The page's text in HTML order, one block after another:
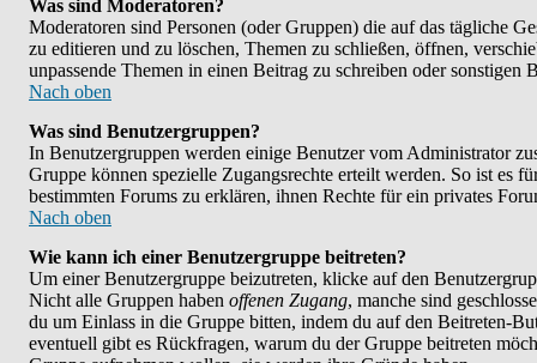
Was sind Moderatoren?
Moderatoren sind Personen (oder Gruppen) die auf das tägliche
zu editieren und zu löschen, Themen zu schließen, öffnen,
unpassende Themen in einen Beitrag zu schreiben oder sonstigen
Nach oben
Was sind Benutzergruppen?
In Benutzergruppen werden einige Benutzer vom Administrator
Gruppe können spezielle Zugangsrechte erteilt werden. So ist es
bestimmten Forums zu erklären, ihnen Rechte für ein privates
Nach oben
Wie kann ich einer Benutzergruppe beitreten?
Um einer Benutzergruppe beizutreten, klicke auf den
Nicht alle Gruppen haben offenen Zugang, manche sind
du um Einlass in die Gruppe bitten, indem du auf den Beitreten-
eventuell gibt es Rückfragen, warum du der Gruppe beitreten